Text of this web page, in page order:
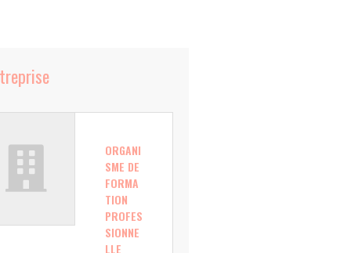
ORGANI
SME DE
FORMA
TION
PROFES
SIONNE
LLE